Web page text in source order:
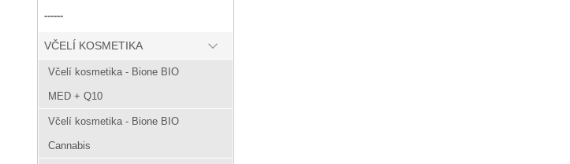
------
VČELÍ KOSMETIKA
Včelí kosmetika - Bione BIO
MED + Q10
Včelí kosmetika - Bione BIO
Cannabis